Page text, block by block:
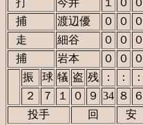
打 今井 １ ０ ０
捕 渡辺優 ０ ０ ０
走 細谷 ０ ０ ０
捕 岩本 ０ ０ ０
○
振 球 犠 盗 残 ： ：
：
２
７ １ ０ ９ 34 ８
６
投手
回 安